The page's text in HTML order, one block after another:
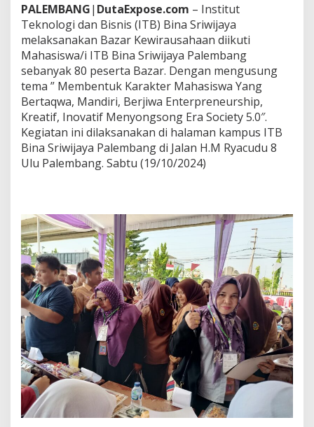
a
S
r
i
w
i
j
a
y
P
a
a
n
e
n
g
g
e
l
a
r
B
a
z
a
r
PALEMBANG| DutaExpose.com – Institut
Teknologi dan Bisnis (ITB) Bina Sriwijaya
melaksanakan Bazar Kewirausahaan diikuti
Mahasiswa/i ITB Bina Sriwijaya Palembang
sebanyak 80 peserta Bazar. Dengan mengusung
tema ” Membentuk Karakter Mahasiswa Yang
Bertaqwa, Mandiri, Berjiwa Enterpreneurship,
Kreatif, Inovatif Menyongsong Era Society 5.0″.
Kegiatan ini dilaksanakan di halaman kampus ITB
Bina Sriwijaya Palembang di Jalan H.M Ryacudu 8
Ulu Palembang. Sabtu (19/10/2024)